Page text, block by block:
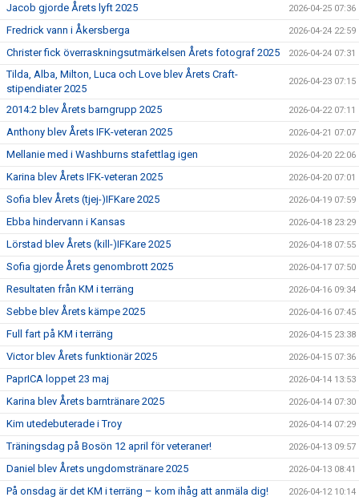
Jacob gjorde Årets lyft 2025 2026-04-25 07:36
Fredrick vann i Åkersberga 2026-04-24 22:59
Christer fick överraskningsutmärkelsen Årets fotograf 2025 2026-04-24 07:31
Tilda, Alba, Milton, Luca och Love blev Årets Craft-
stipendiater 2025
2026-04-23 07:15
2014:2 blev Årets barngrupp 2025 2026-04-22 07:11
Anthony blev Årets IFK-veteran 2025 2026-04-21 07:07
Mellanie med i Washburns stafettlag igen 2026-04-20 22:06
Karina blev Årets IFK-veteran 2025 2026-04-20 07:01
Sofia blev Årets (tjej-)IFKare 2025 2026-04-19 07:59
Ebba hindervann i Kansas 2026-04-18 23:29
Lörstad blev Årets (kill-)IFKare 2025 2026-04-18 07:55
Sofia gjorde Årets genombrott 2025 2026-04-17 07:50
Resultaten från KM i terräng 2026-04-16 09:34
Sebbe blev Årets kämpe 2025 2026-04-16 07:45
Full fart på KM i terräng 2026-04-15 23:38
Victor blev Årets funktionär 2025 2026-04-15 07:36
PaprICA loppet 23 maj 2026-04-14 13:53
Karina blev Årets barntränare 2025 2026-04-14 07:30
Kim utedebuterade i Troy 2026-04-14 07:29
Träningsdag på Bosön 12 april för veteraner! 2026-04-13 09:57
Daniel blev Årets ungdomstränare 2025 2026-04-13 08:41
På onsdag är det KM i terräng – kom ihåg att anmäla dig! 2026-04-12 10:14